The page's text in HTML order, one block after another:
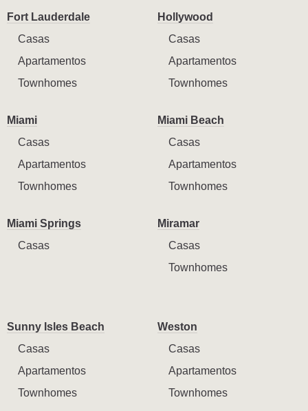
Fort Lauderdale
Casas
Apartamentos
Townhomes
Hollywood
Casas
Apartamentos
Townhomes
Miami
Casas
Apartamentos
Townhomes
Miami Beach
Casas
Apartamentos
Townhomes
Miami Springs
Casas
Miramar
Casas
Townhomes
Sunny Isles Beach
Casas
Apartamentos
Townhomes
Weston
Casas
Apartamentos
Townhomes